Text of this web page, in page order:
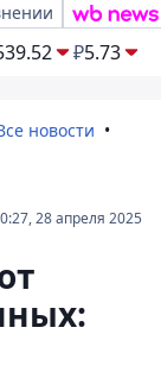
₽5.73
новости
28 апреля 2025